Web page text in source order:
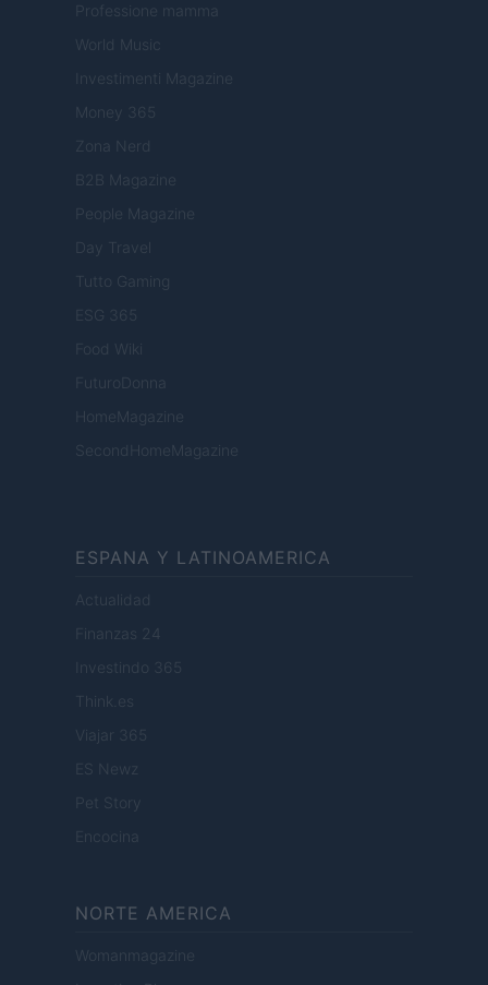
Professione mamma
World Music
Investimenti Magazine
Money 365
Zona Nerd
B2B Magazine
People Magazine
Day Travel
Tutto Gaming
ESG 365
Food Wiki
FuturoDonna
HomeMagazine
SecondHomeMagazine
ESPANA Y LATINOAMERICA
Actualidad
Finanzas 24
Investindo 365
Think.es
Viajar 365
ES Newz
Pet Story
Encocina
NORTE AMERICA
Womanmagazine